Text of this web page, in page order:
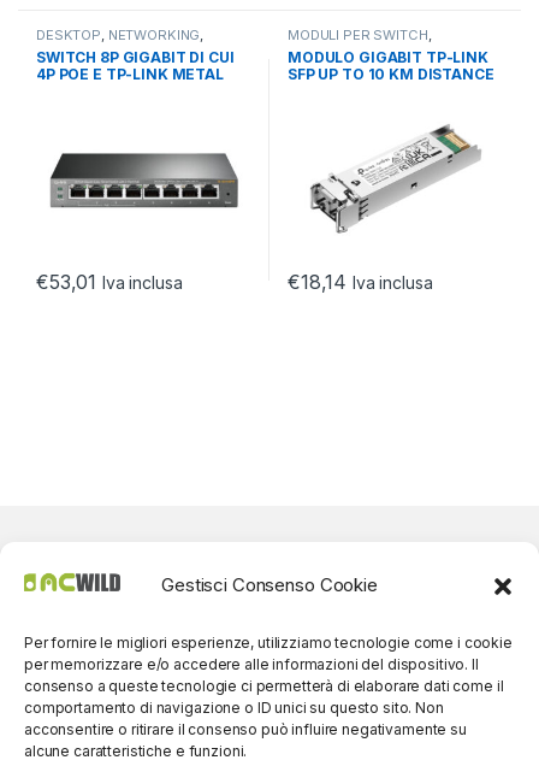
Gestisci Consenso Cookie
Per fornire le migliori esperienze, utilizziamo tecnologie come i cookie
per memorizzare e/o accedere alle informazioni del dispositivo. Il
consenso a queste tecnologie ci permetterà di elaborare dati come il
comportamento di navigazione o ID unici su questo sito. Non
acconsentire o ritirare il consenso può influire negativamente su
alcune caratteristiche e funzioni.
DESKTOP, NETWORKING,
SWITCH
SWITCH 8P GIGABIT DI CUI
4P POE E TP-LINK METAL
€53,01 Iva inclusa
MODULI PER SWITCH,
NETWORKING, RACK ,SWITCH
MODULO GIGABIT TP-LINK
SFP UP TO 10 KM DISTANCE
€18,14 Iva inclusa